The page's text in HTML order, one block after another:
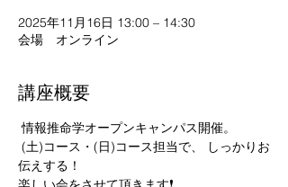
2025年11月16日 13:00 – 14:30
会場 オンライン
講座概要
情報推命学オープンキャンパス開催。
伝えする！